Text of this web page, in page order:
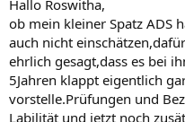
Hallo Roswitha,
ob mein kleiner Spatz ADS
auch nicht
ehrlich gesagt,dass es bei
5Jahren klappt eigentlich
vorstelle.Prüfungen und
Labilität und jetzt noch